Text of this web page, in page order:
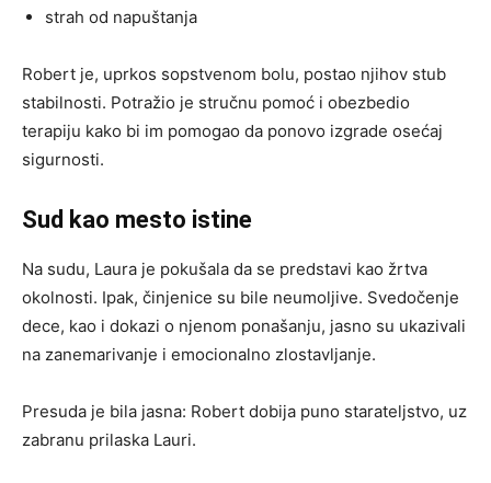
strah od napuštanja
Robert je, uprkos sopstvenom bolu, postao njihov stub
stabilnosti. Potražio je stručnu pomoć i obezbedio
terapiju kako bi im pomogao da ponovo izgrade osećaj
sigurnosti.
Sud kao mesto istine
Na sudu, Laura je pokušala da se predstavi kao žrtva
okolnosti. Ipak, činjenice su bile neumoljive. Svedočenje
dece, kao i dokazi o njenom ponašanju, jasno su ukazivali
na zanemarivanje i emocionalno zlostavljanje.
Presuda je bila jasna: Robert dobija puno starateljstvo, uz
zabranu prilaska Lauri.